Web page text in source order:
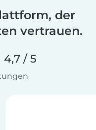
der
vertrauen.
4,7 / 5